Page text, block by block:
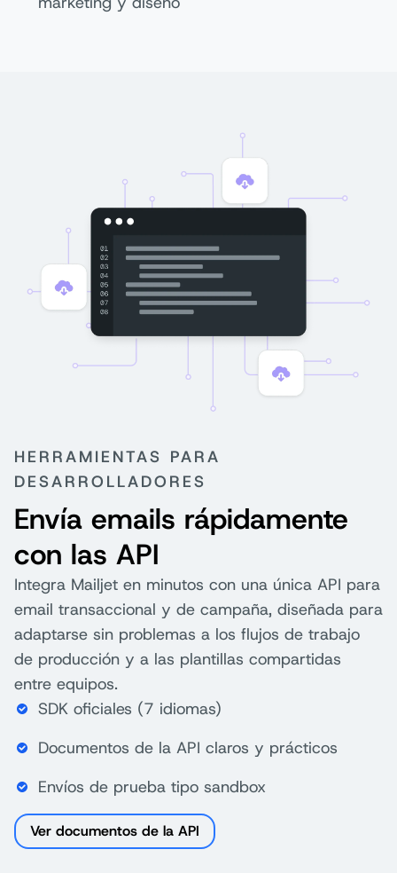
HERRAMIENTAS PARA
DESARROLLADORES
Envía emails rápidamente
con las API
Integra Mailjet en minutos con una única API para
email transaccional y de campaña, diseñada para
adaptarse sin problemas a los flujos de trabajo
de producción y a las plantillas compartidas
entre equipos.
SDK oficiales (7 idiomas)
Documentos de la API claros y prácticos
Envíos de prueba tipo sandbox
Ver documentos de la API